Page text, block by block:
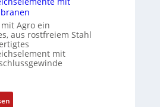
Agro ein
aus rostfreiem Stahl
mit